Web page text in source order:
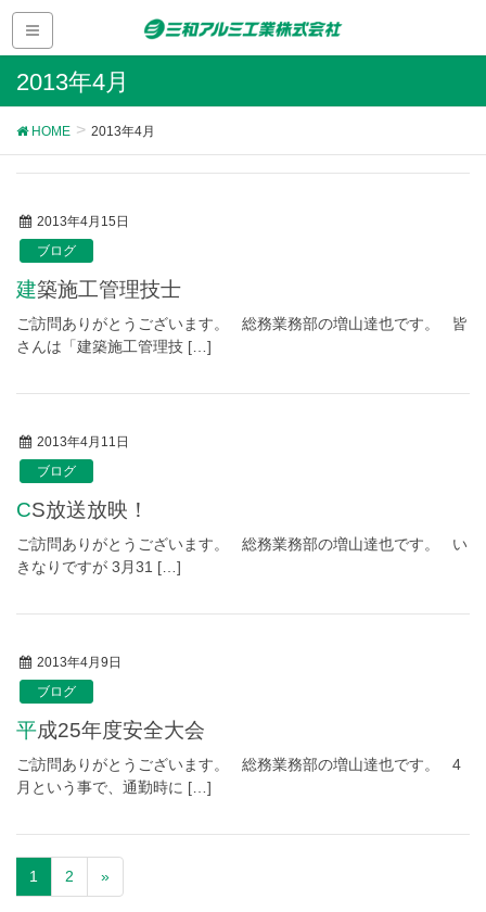
2013年4月
HOME 2013年4月
2013年4月15日
ブログ
建築施工管理技士
ご訪問ありがとうございます。 総務業務部の増山達也です。 皆
さんは「建築施工管理技 […]
2013年4月11日
ブログ
CS放送放映！
ご訪問ありがとうございます。 総務業務部の増山達也です。 い
きなりですが 3月31 […]
2013年4月9日
ブログ
平成25年度安全大会
ご訪問ありがとうございます。 総務業務部の増山達也です。 4
月という事で、通勤時に […]
1 2 »